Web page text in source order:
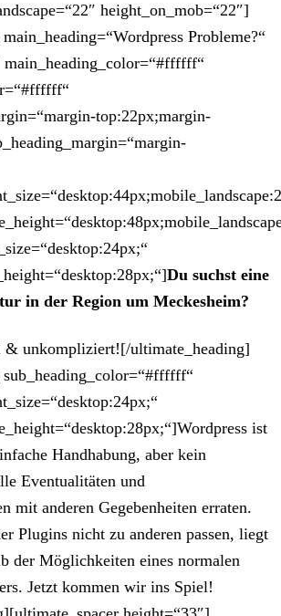
height_on_mob=“22″]
Probleme?“
main_heading_color=“#ffffff“
top:22px;margin-
Du suchst eine
in der Region um Meckesheim?
& unkompliziert![/ultimate_heading]
ist
Handhabung, aber kein
Eventualitäten und
mit anderen Gegebenheiten erraten.
Plugins nicht zu anderen passen, liegt
der Möglichkeiten eines normalen
Jetzt kommen wir ins Spiel!